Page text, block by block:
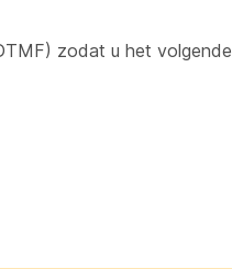
zodat u het volgende